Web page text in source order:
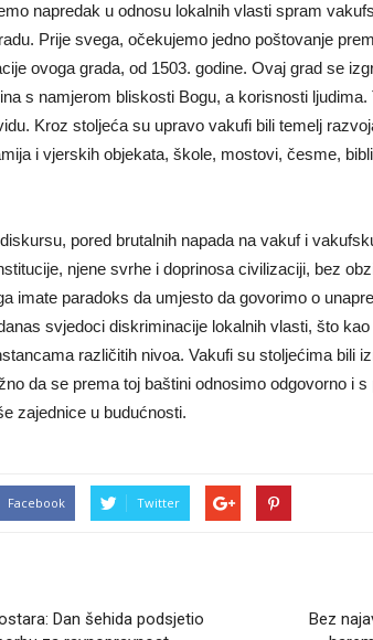
napredak u odnosu lokalnih vlasti spram
Prije svega, očekujemo jedno poštovanje
ovoga grada, od 1503. godine. Ovaj grad se
s namjerom bliskosti Bogu, a korisnosti
Kroz stoljeća su upravo vakufi bili temelj
i vjerskih objekata, škole, mostovi, česme,
pored brutalnih napada na vakuf i
njene svrhe i doprinosa civilizaciji, bez
imate paradoks da umjesto da govorimo o
svjedoci diskriminacije lokalnih vlasti, što
različitih nivoa. Vakufi su stoljećima bili
da se prema toj baštini odnosimo odgovorno i
zajednice u budućnosti.
Facebook Twitter
Dan šehida podsjetio
Bez